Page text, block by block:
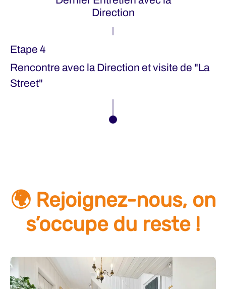
Direction
Etape 4
Rencontre avec la Direction et visite de "La
Street"
🌍 Rejoignez-nous, on
s’occupe du reste !